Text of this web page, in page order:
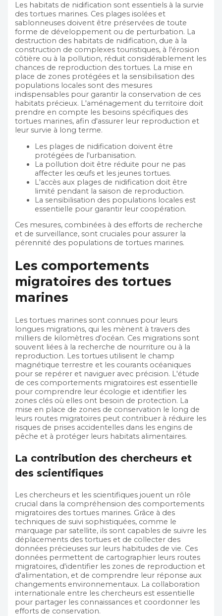
Les habitats de nidification sont essentiels à la survie
des tortues marines. Ces plages isolées et
sablonneuses doivent être préservées de toute
forme de développement ou de perturbation. La
destruction des habitats de nidification, due à la
construction de complexes touristiques, à l'érosion
côtière ou à la pollution, réduit considérablement les
chances de reproduction des tortues. La mise en
place de zones protégées et la sensibilisation des
populations locales sont des mesures
indispensables pour garantir la conservation de ces
habitats précieux. L'aménagement du territoire doit
prendre en compte les besoins spécifiques des
tortues marines, afin d'assurer leur reproduction et
leur survie à long terme.
Les plages de nidification doivent être
protégées de l'urbanisation.
La pollution doit être réduite pour ne pas
affecter les œufs et les jeunes tortues.
L'accès aux plages de nidification doit être
limité pendant la saison de reproduction.
La sensibilisation des populations locales est
essentielle pour garantir leur coopération.
Ces mesures, combinées à des efforts de recherche
et de surveillance, sont cruciales pour assurer la
pérennité des populations de tortues marines.
Les comportements
migratoires des tortues
marines
Les tortues marines sont connues pour leurs
longues migrations, qui les mènent à travers des
milliers de kilomètres d'océan. Ces migrations sont
souvent liées à la recherche de nourriture ou à la
reproduction. Les tortues utilisent le champ
magnétique terrestre et les courants océaniques
pour se repérer et naviguer avec précision. L'étude
de ces comportements migratoires est essentielle
pour comprendre leur écologie et identifier les
zones clés où elles ont besoin de protection. La
mise en place de zones de conservation le long de
leurs routes migratoires peut contribuer à réduire les
risques de prises accidentelles dans les engins de
pêche et à protéger leurs habitats alimentaires.
La contribution des chercheurs et
des scientifiques
Les chercheurs et les scientifiques jouent un rôle
crucial dans la compréhension des comportements
migratoires des tortues marines. Grâce à des
techniques de suivi sophistiquées, comme le
marquage par satellite, ils sont capables de suivre les
déplacements des tortues et de collecter des
données précieuses sur leurs habitudes de vie. Ces
données permettent de cartographier leurs routes
migratoires, d'identifier les zones de reproduction et
d'alimentation, et de comprendre leur réponse aux
changements environnementaux. La collaboration
internationale entre les chercheurs est essentielle
pour partager les connaissances et coordonner les
efforts de conservation.